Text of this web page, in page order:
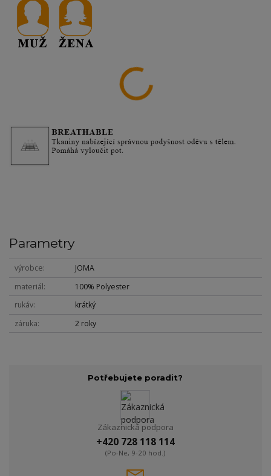
Parametry
výrobce
JOMA
materiál
100% Polyester
rukáv
krátký
záruka
2 roky
Potřebujete poradit?
Zákaznická podpora
+420 728 118 114
(Po-Ne, 9-20 hod.)